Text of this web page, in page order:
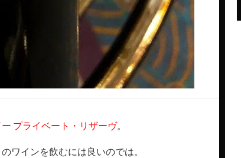
プライベート・リザーヴ。
のワインを飲むには良いのでは。